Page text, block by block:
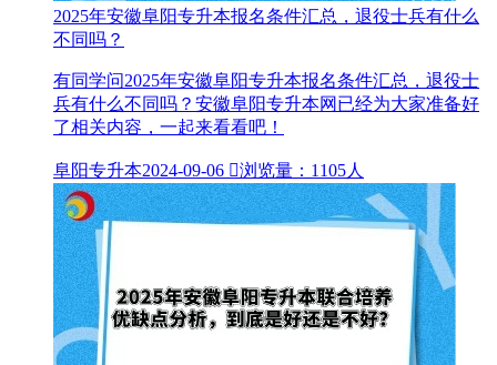
2025年安徽阜阳专升本报名条件汇总，退役士兵有什么
不同吗？
有同学问2025年安徽阜阳专升本报名条件汇总，退役士
兵有什么不同吗？安徽阜阳专升本网已经为大家准备好
了相关内容，一起来看看吧！
阜阳专升本2024-09-06 浏览量：1105人